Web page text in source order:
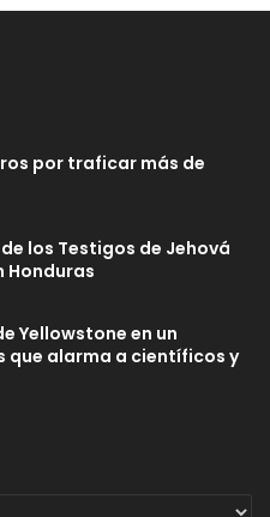
por traficar más de
los Testigos de Jehová
Honduras
Yellowstone en un
que alarma a científicos y